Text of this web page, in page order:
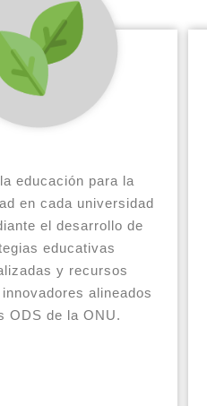
educación para la
en cada universidad
el desarrollo de
educativas
y recursos
alineados
ODS de la ONU.